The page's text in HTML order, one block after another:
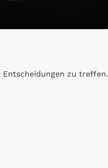
zu treffen.